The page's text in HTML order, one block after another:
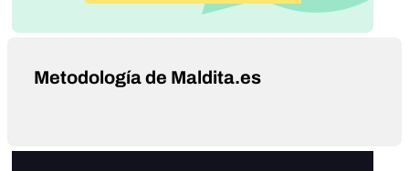
Metodología de Maldita.es